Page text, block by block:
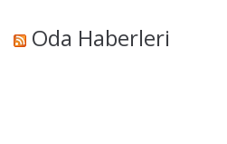
Oda Haberleri